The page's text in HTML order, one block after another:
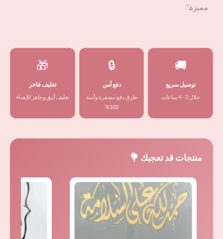
مميزة.”
🚚
توصيل سريع
خلال 2 - 4 ساعات
🔒
دفع آمن
طرق دفع مشفرة وآمنة
100%
🎁
تغليف فاخر
تغليف أنيق وجاهز للإهداء
منتجات قد تعجبك 💐